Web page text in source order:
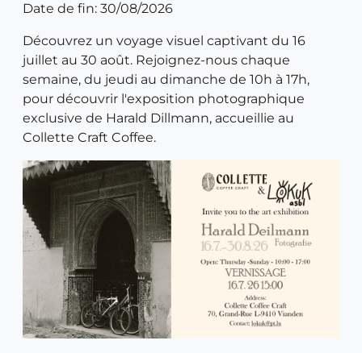
Date de fin: 30/08/2026
Découvrez un voyage visuel captivant du 16
juillet au 30 août. Rejoignez-nous chaque
semaine, du jeudi au dimanche de 10h à 17h,
pour découvrir l'exposition photographique
exclusive de Harald Dillmann, accueillie au
Collette Craft Coffee.